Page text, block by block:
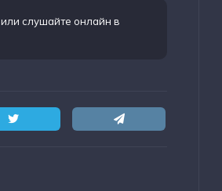
или слушайте онлайн в